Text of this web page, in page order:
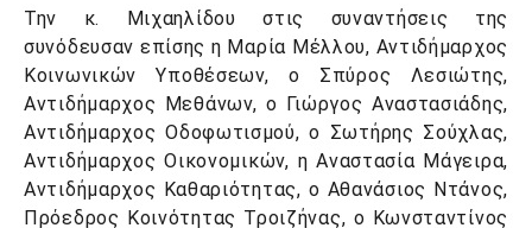
Την κ. Μιχαηλίδου στις συναντήσεις της
συνόδευσαν επίσης η Μαρία Μέλλου, Αντιδήμαρχος
Κοινωνικών Υποθέσεων, ο Σπύρος Λεσιώτης,
Αντιδήμαρχος Μεθάνων, ο Γιώργος Αναστασιάδης,
Αντιδήμαρχος Οδοφωτισμού, ο Σωτήρης Σούχλας,
Αντιδήμαρχος Οικονομικών, η Αναστασία Μάγειρα,
Αντιδήμαρχος Καθαριότητας, ο Αθανάσιος Ντάνος,
Πρόεδρος Κοινότητας Τροιζήνας, ο Κωνσταντίνος